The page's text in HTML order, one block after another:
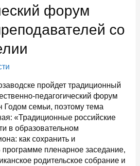
форум
со
пройдет традиционный
педагогический форум
Годом семьи, поэтому тема
«Традиционные российские
в образовательном
как сохранить и
пленарное заседание,
родительское собрание и